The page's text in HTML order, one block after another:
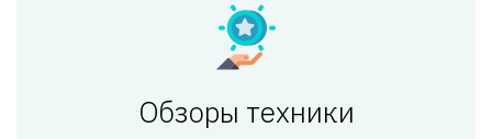
Обзоры техники